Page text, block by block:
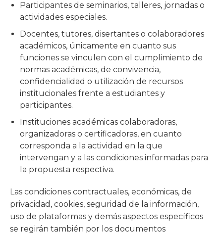
Participantes de seminarios, talleres, jornadas o
actividades especiales.
Docentes, tutores, disertantes o colaboradores
académicos, únicamente en cuanto sus
funciones se vinculen con el cumplimiento de
normas académicas, de convivencia,
confidencialidad o utilización de recursos
institucionales frente a estudiantes y
participantes.
Instituciones académicas colaboradoras,
organizadoras o certificadoras, en cuanto
corresponda a la actividad en la que
intervengan y a las condiciones informadas para
la propuesta respectiva.
Las condiciones contractuales, económicas, de
privacidad, cookies, seguridad de la información,
uso de plataformas y demás aspectos específicos
se regirán también por los documentos